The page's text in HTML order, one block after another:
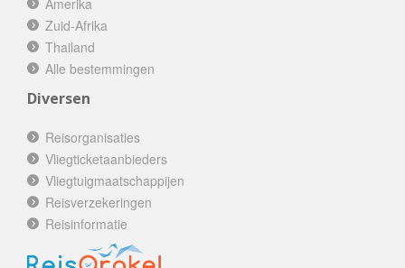
Zuid-Afrika
Thailand
Alle bestemmingen
Diversen
Reisorganisaties
Vliegticketaanbieders
Vliegtuigmaatschappijen
Reisverzekeringen
Reisinformatie